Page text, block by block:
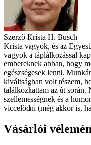
Szerző Krista H. Busch
Krista vagyok, és az
vagyok a táplálkozással
embereknek abban, hogy
egészségesek lenni.
kiváltságban volt részem,
találkozhattam az út során.
szellemességnek és a
viccelődni (még akkor is,
Vásárlói